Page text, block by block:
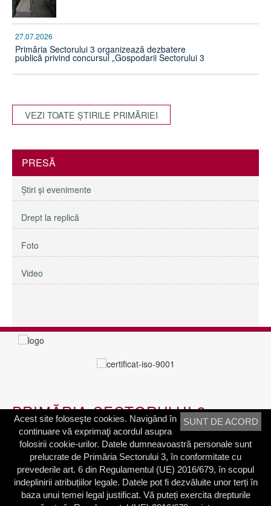
27.07.2026
Primăria Sectorului 3 organizează dezbatere
publică privind concursul „Gospodarii Sectorului 3
VEZI TOATE ŞTIRILE PRIMĂRIEI
PRESĂ
Ştiri şi evenimente
Drept la replică
Foto
Video
PRIMĂRIA SECTORULUI 3
Adresa:Calea Dudeşti nr. 191
Bucureşti, Sector 3, România
Contactați-ne
Telefon: 021.318.03.23
SUNT DE ACORD
Acest site foloseşte cookies. Navigând în
continuare vă exprimaţi acordul asupra
folosirii cookie-urilor. Datele dumneavoastră personale sunt
prelucrate de Primăria Sectorului 3, în conformitate cu
prevederile art. 6 din Regulamentul (UE) 2016/679, în scopul
indeplinirii atribuțiilor legale. Datele pot fi dezvăluite unor terți în
baza unui temei legal justificat. Vă puteți exercita drepturile